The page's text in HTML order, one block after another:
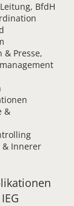
BfdH
& Presse,
&
& Innerer